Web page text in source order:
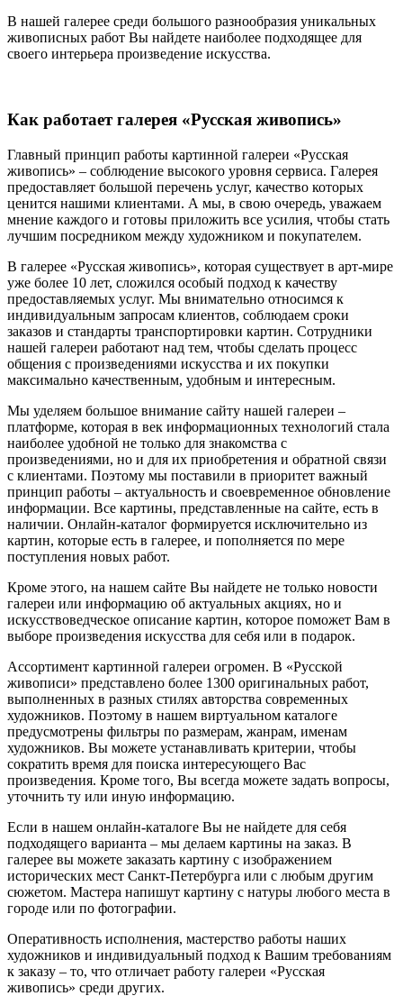
В нашей галерее среди большого разнообразия уникальных
живописных работ Вы найдете наиболее подходящее для
своего интерьера произведение искусства.
Как работает галерея «Русская живопись»
Главный принцип работы картинной галереи «Русская
живопись» – соблюдение высокого уровня сервиса. Галерея
предоставляет большой перечень услуг, качество которых
ценится нашими клиентами. А мы, в свою очередь, уважаем
мнение каждого и готовы приложить все усилия, чтобы стать
лучшим посредником между художником и покупателем.
В галерее «Русская живопись», которая существует в арт-мире
уже более 10 лет, сложился особый подход к качеству
предоставляемых услуг. Мы внимательно относимся к
индивидуальным запросам клиентов, соблюдаем сроки
заказов и стандарты транспортировки картин. Сотрудники
нашей галереи работают над тем, чтобы сделать процесс
общения с произведениями искусства и их покупки
максимально качественным, удобным и интересным.
Мы уделяем большое внимание сайту нашей галереи –
платформе, которая в век информационных технологий стала
наиболее удобной не только для знакомства с
произведениями, но и для их приобретения и обратной связи
с клиентами. Поэтому мы поставили в приоритет важный
принцип работы – актуальность и своевременное обновление
информации. Все картины, представленные на сайте, есть в
наличии. Онлайн-каталог формируется исключительно из
картин, которые есть в галерее, и пополняется по мере
поступления новых работ.
Кроме этого, на нашем сайте Вы найдете не только новости
галереи или информацию об актуальных акциях, но и
искусствоведческое описание картин, которое поможет Вам в
выборе произведения искусства для себя или в подарок.
Ассортимент картинной галереи огромен. В «Русской
живописи» представлено более 1300 оригинальных работ,
выполненных в разных стилях авторства современных
художников. Поэтому в нашем виртуальном каталоге
предусмотрены фильтры по размерам, жанрам, именам
художников. Вы можете устанавливать критерии, чтобы
сократить время для поиска интересующего Вас
произведения. Кроме того, Вы всегда можете задать вопросы,
уточнить ту или иную информацию.
Если в нашем онлайн-каталоге Вы не найдете для себя
подходящего варианта – мы делаем картины на заказ. В
галерее вы можете заказать картину с изображением
исторических мест Санкт-Петербурга или с любым другим
сюжетом. Мастера напишут картину с натуры любого места в
городе или по фотографии.
Оперативность исполнения, мастерство работы наших
художников и индивидуальный подход к Вашим требованиям
к заказу – то, что отличает работу галереи «Русская
живопись» среди других.